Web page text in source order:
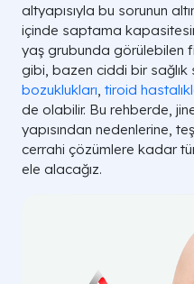
altyapısıyla bu sorunun
içinde saptama
yaş grubunda görülebilen
gibi, bazen ciddi bir sağlık
bozuklukları, tiroid
de olabilir. Bu rehberde,
yapısından nedenlerine,
cerrahi çözümlere kadar
ele alacağız.